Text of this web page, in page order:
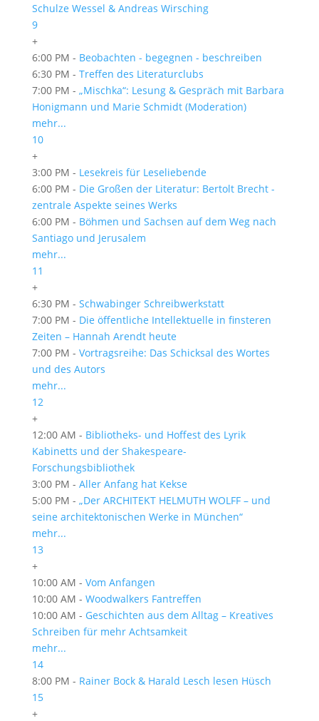
Schulze Wessel & Andreas Wirsching
9
+
6:00 PM - Beobachten - begegnen - beschreiben
6:30 PM - Treffen des Literaturclubs
7:00 PM - „Mischka“: Lesung & Gespräch mit Barbara
Honigmann und Marie Schmidt (Moderation)
mehr...
10
+
3:00 PM - Lesekreis für Leseliebende
6:00 PM - Die Großen der Literatur: Bertolt Brecht -
zentrale Aspekte seines Werks
6:00 PM - Böhmen und Sachsen auf dem Weg nach
San­tiago und Jerusalem
mehr...
11
+
6:30 PM - Schwabinger Schreibwerkstatt
7:00 PM - Die öffentliche Intellektuelle in finsteren
Zeiten – Hannah Arendt heute
7:00 PM - Vortragsreihe: Das Schicksal des Wortes
und des Autors
mehr...
12
+
12:00 AM - Bibliotheks- und Hoffest des Lyrik
Kabinetts und der Shakespeare-
Forschungsbibliothek
3:00 PM - Aller Anfang hat Kekse
5:00 PM - „Der ARCHITEKT HELMUTH WOLFF – und
seine architektonischen Werke in München“
mehr...
13
+
10:00 AM - Vom Anfangen
10:00 AM - Woodwalkers Fantreffen
10:00 AM - Geschichten aus dem Alltag – Kreatives
Schreiben für mehr Achtsamkeit
mehr...
14
8:00 PM - Rainer Bock & Harald Lesch lesen Hüsch
15
+